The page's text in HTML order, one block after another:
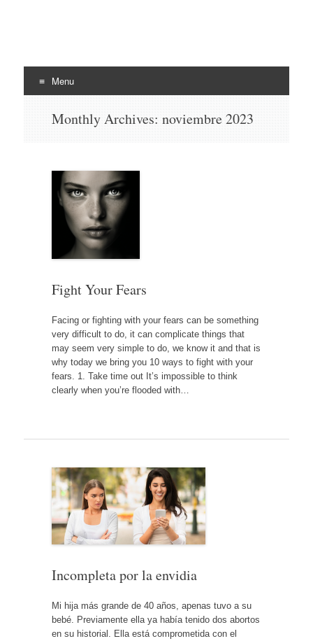
EHLI
UNINTER
Menu
Monthly Archives: noviembre 2023
Fight Your Fears
Facing or fighting with your fears can be something
very difficult to do, it can complicate things that
may seem very simple to do, we know it and that is
why today we bring you 10 ways to fight with your
fears. 1. Take time out It’s impossible to think
clearly when you’re flooded with…
Incompleta por la envidia
Mi hija más grande de 40 años, apenas tuvo a su
bebé. Previamente ella ya había tenido dos abortos
en su historial. Ella está comprometida con el